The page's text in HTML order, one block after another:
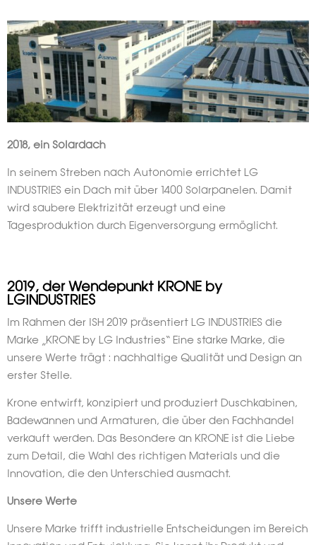
2018, ein Solardach
In seinem Streben nach Autonomie errichtet LG
INDUSTRIES ein Dach mit über 1400 Solarpanelen. Damit
wird saubere Elektrizität erzeugt und eine
Tagesproduktion durch Eigenversorgung ermöglicht.
2019, der Wendepunkt KRONE by
LGINDUSTRIES
Im Rahmen der ISH 2019 präsentiert LG INDUSTRIES die
Marke „KRONE by LG Industries“ Eine starke Marke, die
unsere Werte trägt : nachhaltige Qualität und Design an
erster Stelle.
Krone entwirft, konzipiert und produziert Duschkabinen,
Badewannen und Armaturen, die über den Fachhandel
verkauft werden. Das Besondere an KRONE ist die Liebe
zum Detail, die Wahl des richtigen Materials und die
Innovation, die den Unterschied ausmacht.
Unsere Werte
Unsere Marke trifft industrielle Entscheidungen im Bereich